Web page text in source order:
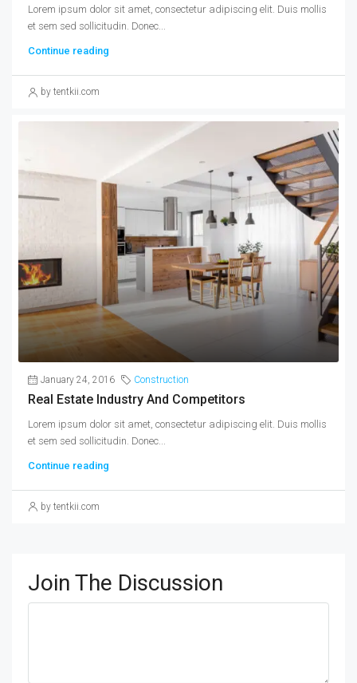
Lorem ipsum dolor sit amet, consectetur adipiscing elit. Duis mollis
et sem sed sollicitudin. Donec...
Continue reading
by tentkii.com
January 24, 2016 Construction
Real Estate Industry And Competitors
Lorem ipsum dolor sit amet, consectetur adipiscing elit. Duis mollis
et sem sed sollicitudin. Donec...
Continue reading
by tentkii.com
Join The Discussion